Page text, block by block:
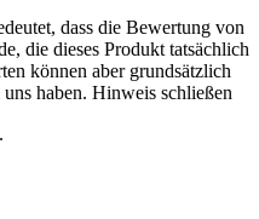
dass die Bewertung von
die dieses Produkt tatsächlich
können aber grundsätzlich
haben. Hinweis schließen